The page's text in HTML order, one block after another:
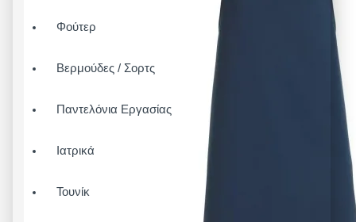
Φούτερ
Βερμούδες / Σορτς
Παντελόνια Εργασίας
Ιατρικά
Τουνίκ